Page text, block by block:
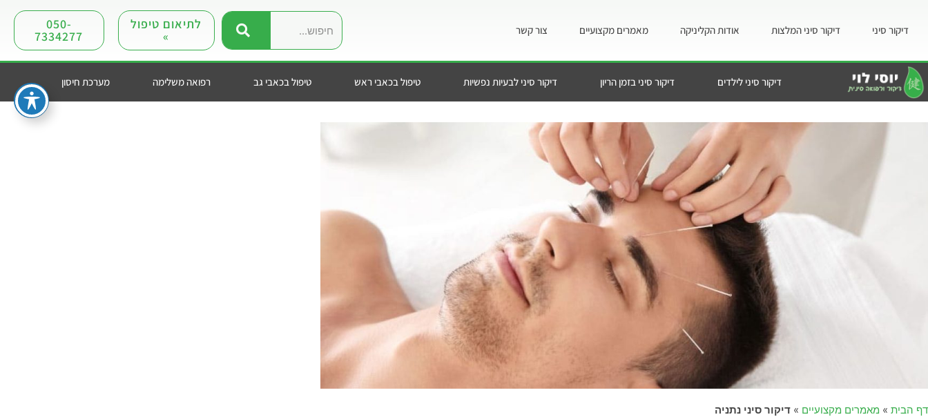
דיקור סיני דיקור סיני המלצות אודות הקליניקה מאמרים מקצועיים צור קשר לתיאום טיפול
»
050-
7334277
דיקור סיני לילדים דיקור סיני בזמן הריון דיקור סיני לבעיות נפשיות טיפול בכאבי ראש טיפול בכאבי גב רפואה משלימה מערכת חיסון
דף הבית » מאמרים מקצועיים » דיקור סיני נתניה